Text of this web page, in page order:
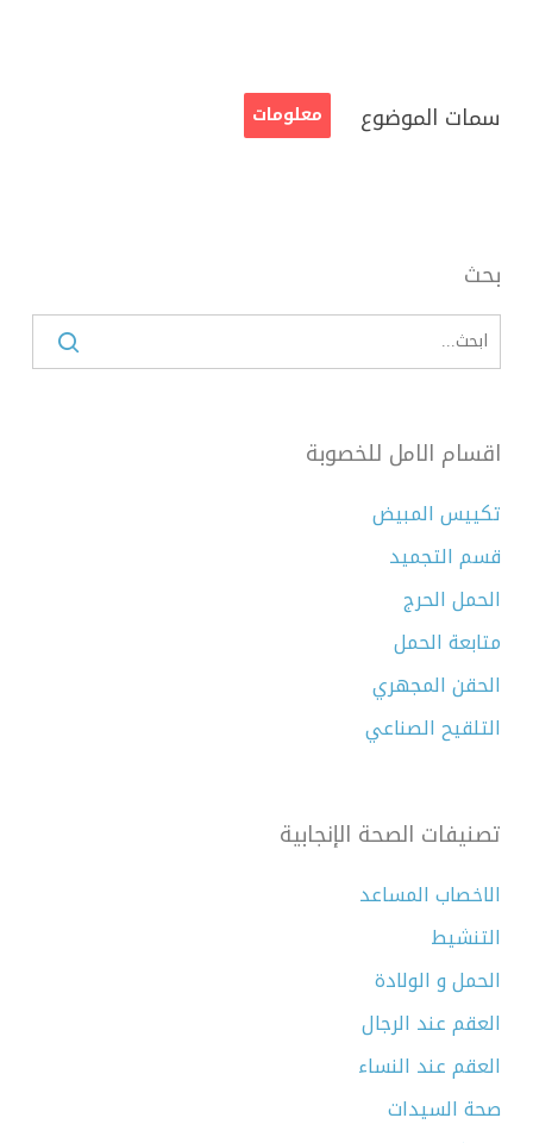
سمات الموضوع معلومات
بحث
اقسام الامل للخصوبة
تكييس المبيض
قسم التجميد
الحمل الحرج
متابعة الحمل
الحقن المجهري
التلقيح الصناعي
تصنيفات الصحة الإنجابية
الاخصاب المساعد
التنشيط
الحمل و الولادة
العقم عند الرجال
العقم عند النساء
صحة السيدات